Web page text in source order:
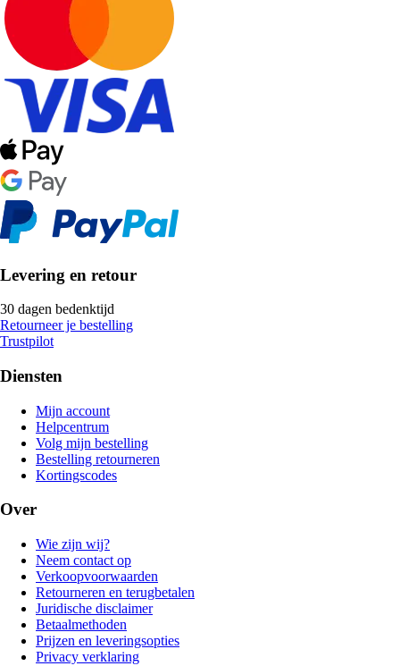
Levering en retour
30 dagen bedenktijd
Retourneer je bestelling
Trustpilot
Diensten
Mijn account
Helpcentrum
Volg mijn bestelling
Bestelling retourneren
Kortingscodes
Over
Wie zijn wij?
Neem contact op
Verkoopvoorwaarden
Retourneren en terugbetalen
Juridische disclaimer
Betaalmethoden
Prijzen en leveringsopties
Privacy verklaring